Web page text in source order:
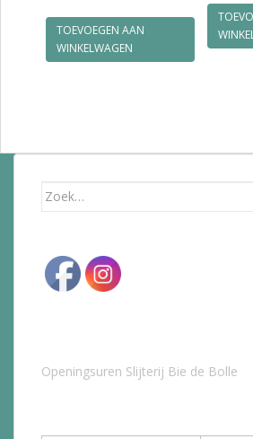
TOEVOEGEN AAN
WINKELWAGEN
Zoek
Openingsuren Slijterij Bie de Bolle